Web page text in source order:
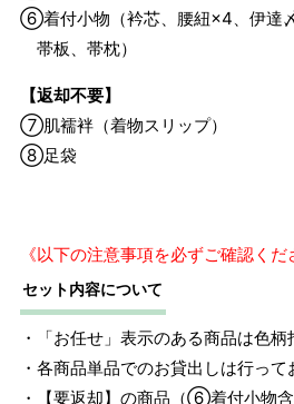
⑥着付小物（衿芯、腰紐×4、伊達
帯板、帯枕）
【返却不要】
⑦肌襦袢（着物スリップ）
⑧足袋
《以下の注意事項を必ずご確認くだ
セット内容について
・「お任せ」表示のある商品は色柄
・各商品単品でのお貸出しは行って
・【要返却】の商品（⑥着付小物含